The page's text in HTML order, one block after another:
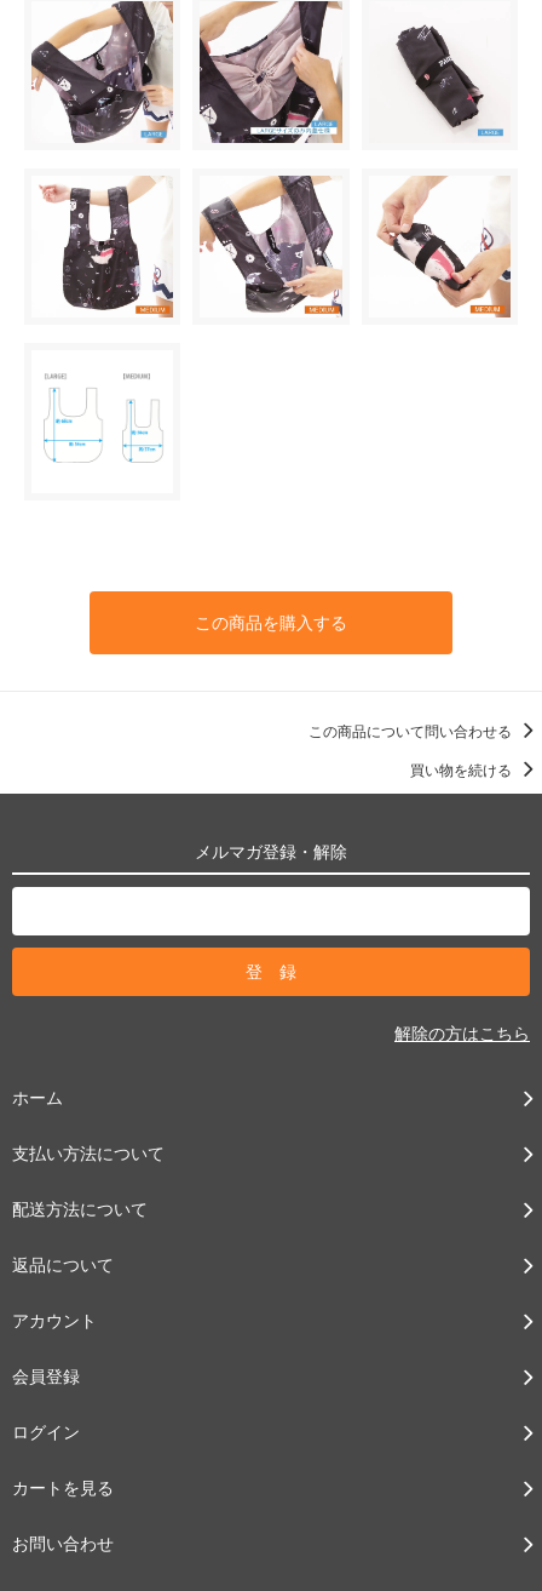
この商品を購入する
この商品について問い合わせる
買い物を続ける
メルマガ登録・解除
解除の方はこちら
ホーム
支払い方法について
配送方法について
返品について
アカウント
会員登録
ログイン
カートを見る
お問い合わせ